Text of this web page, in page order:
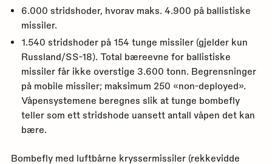
6.000 stridshoder, hvorav maks. 4.900 på ballistiske
missiler.
1.540 stridshoder på 154 tunge missiler (gjelder kun
Russland/SS-18). Total bæreevne for ballistiske
missiler får ikke overstige 3.600 tonn. Begrensninger
på mobile missiler; maksimum 250 «non-deployed».
Våpensystemene beregnes slik at tunge bombefly
teller som ett stridshode uansett antall våpen det kan
bære.
Bombefly med luftbårne kryssermissiler (rekkevidde